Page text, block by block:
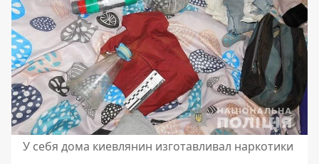
У себя дома киевлянин изготавливал наркотики